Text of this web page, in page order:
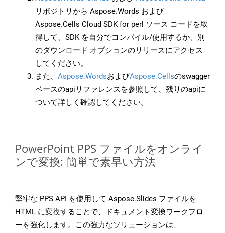
リポジトリから Aspose.Words および
Aspose.Cells Cloud SDK for perl ソース コードを取
得して、SDK を自分でコンパイル/使用するか、別
のダウンロード オプションのリリースにアクセス
してください。
また、 Aspose.WordsおよびAspose.Cellsのswagger
ベースのapiリファレンスを参照して、残りのapiに
ついて詳しく確認してください。
PowerPoint PPS ファイルをオンライ
ンで変換: 簡単で素早い方法
堅牢な PPS API を使用して Aspose.Slides ファイルを
HTML に変換することで、ドキュメント変換ワークフロ
ーを強化します。この強力なソリューションは、